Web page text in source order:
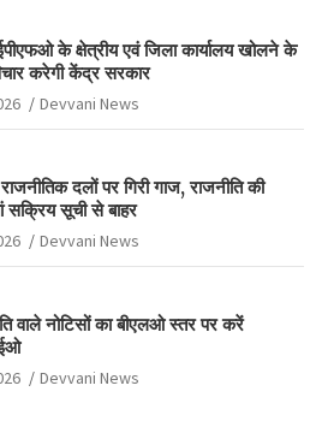
के क्षेत्रीय एवं जिला कार्यालय खोलने के
करेगी केंद्र सरकार
Devvani News
दलों पर गिरी गाज, राजनीति की
सक्रिय सूची से बाहर
Devvani News
वाले नोटिसों का बीएलओ स्तर पर करें
Devvani News